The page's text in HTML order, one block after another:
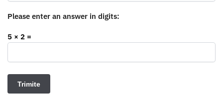
Please enter an answer in digits:
5 × 2 =